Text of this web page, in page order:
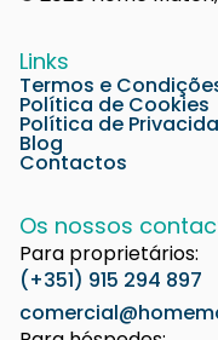
Links
Termos e
Política de Cookies
Política de
Blog
Contactos
Os nossos
Para proprietários:
(+351) 915 294 897